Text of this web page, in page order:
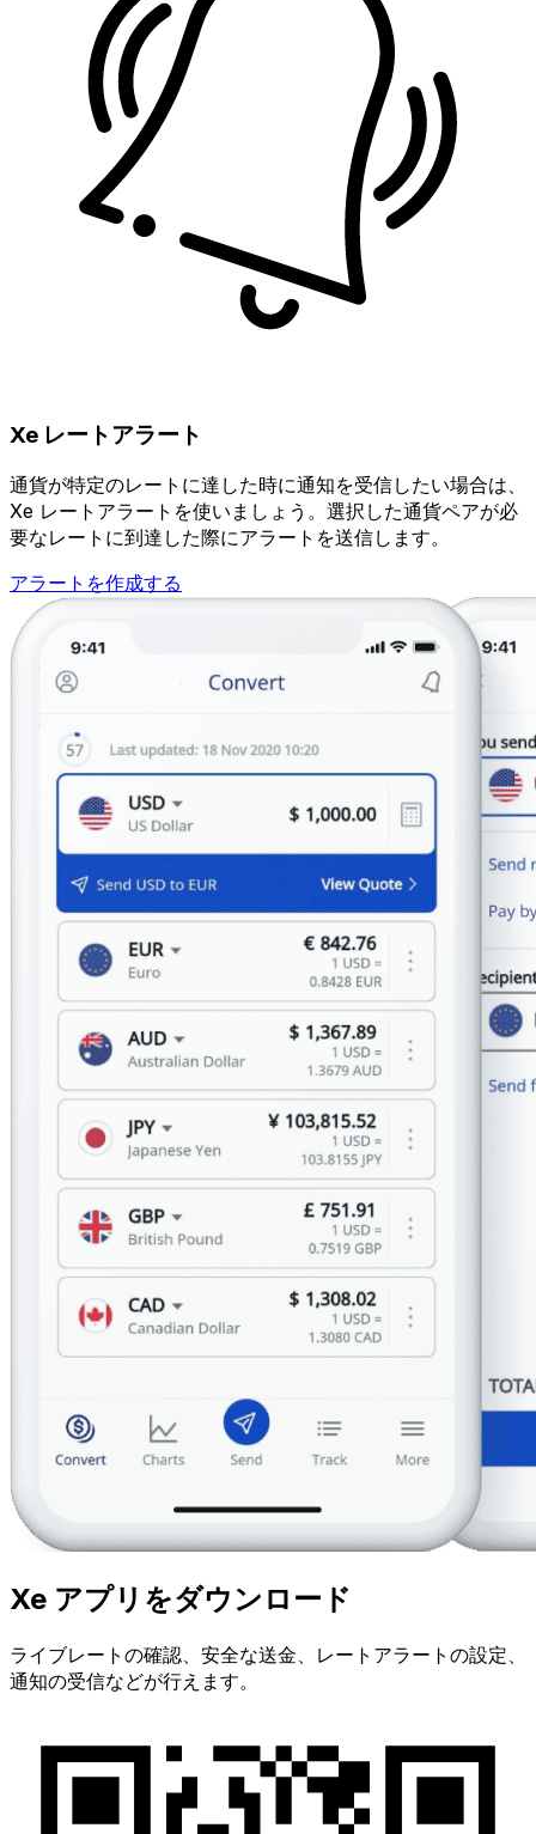
Xe レートアラート
通貨が特定のレートに達した時に通知を受信したい場合は、
Xe レートアラートを使いましょう。選択した通貨ペアが必
要なレートに到達した際にアラートを送信します。
アラートを作成する
Xe アプリをダウンロード
ライブレートの確認、安全な送金、レートアラートの設定、
通知の受信などが行えます。